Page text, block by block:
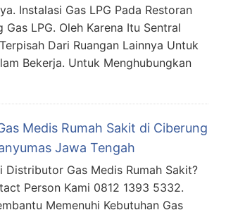
Instalasi Gas LPG Pada Restoran
LPG. Oleh Karena Itu Sentral
Dari Ruangan Lainnya Untuk
Bekerja. Untuk Menghubungkan
Medis Rumah Sakit di Ciberung
Jawa Tengah
Distributor Gas Medis Rumah Sakit?
Person Kami 0812 1393 5332.
Memenuhi Kebutuhan Gas